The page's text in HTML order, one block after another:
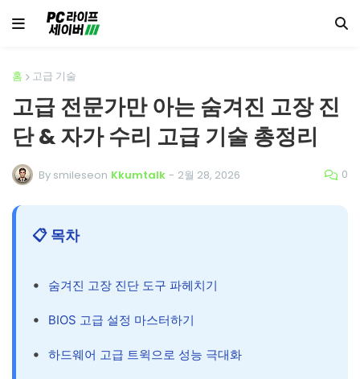
홈 고급 기술
고급 전문가만 아는 숨겨진 고장 진
단 & 자가 수리 고급 기술 총정리
By smileseon Kkumtalk - 2월 28, 2026 0
📋 목차
숨겨진 고장 진단 도구 파헤치기
BIOS 고급 설정 마스터하기
하드웨어 고급 트윅으로 성능 극대화